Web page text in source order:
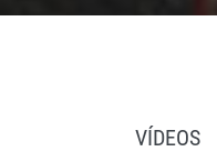
VÍDEOS